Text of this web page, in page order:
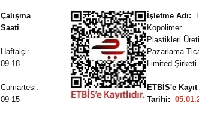
Çalışma
Saati
Haftaiçi:
09-18
Cumartesi:
09-15
İşletme Adı:
Kopolimer
Plastikleri
Pazarlama
Limited Şirketi
ETBİS'e Kayıt
Tarihi: